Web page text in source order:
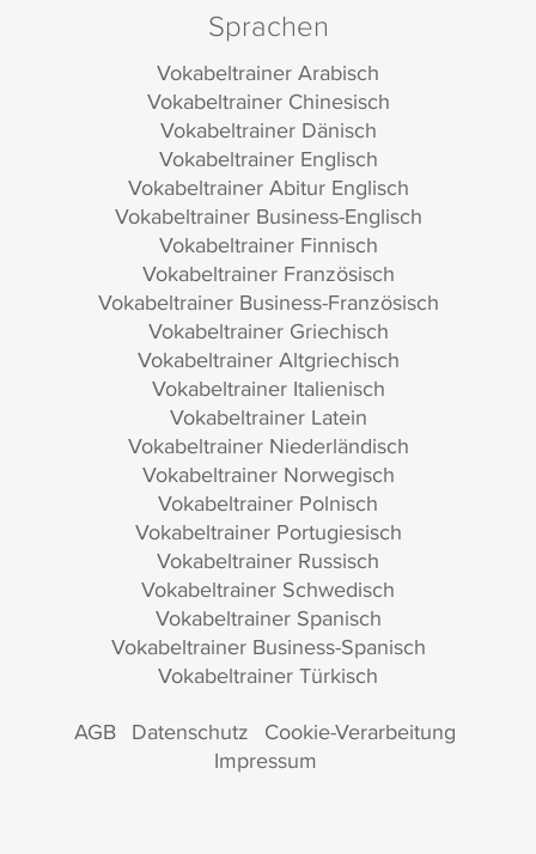
Sprachen
Vokabeltrainer Arabisch
Vokabeltrainer Chinesisch
Vokabeltrainer Dänisch
Vokabeltrainer Englisch
Vokabeltrainer Abitur Englisch
Vokabeltrainer Business-Englisch
Vokabeltrainer Finnisch
Vokabeltrainer Französisch
Vokabeltrainer Business-Französisch
Vokabeltrainer Griechisch
Vokabeltrainer Altgriechisch
Vokabeltrainer Italienisch
Vokabeltrainer Latein
Vokabeltrainer Niederländisch
Vokabeltrainer Norwegisch
Vokabeltrainer Polnisch
Vokabeltrainer Portugiesisch
Vokabeltrainer Russisch
Vokabeltrainer Schwedisch
Vokabeltrainer Spanisch
Vokabeltrainer Business-Spanisch
Vokabeltrainer Türkisch
AGB Datenschutz Cookie-Verarbeitung
Impressum